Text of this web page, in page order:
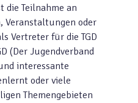
die Teilnahme an
Veranstaltungen oder
Vertreter für die TGD
(Der Jugendverband
interessante
oder viele
Themengebieten